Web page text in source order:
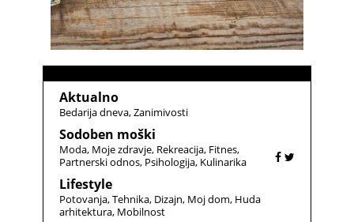
Aktualno
Bedarija dneva Zanimivosti
Sodoben moški
Moda Moje zdravje Rekreacija Fitnes
Partnerski odnos Psihologija Kulinarika
Lifestyle
Potovanja Tehnika Dizajn Moj dom Huda
arhitektura Mobilnost